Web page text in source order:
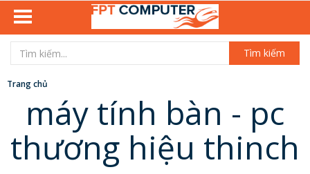
Tìm kiếm
Trang chủ
máy tính bàn - pc
thương hiệu thinch